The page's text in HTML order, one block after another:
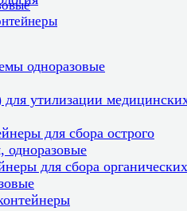
одноразовые
утилизации
для сбора острого
одноразовые
для сбора органических